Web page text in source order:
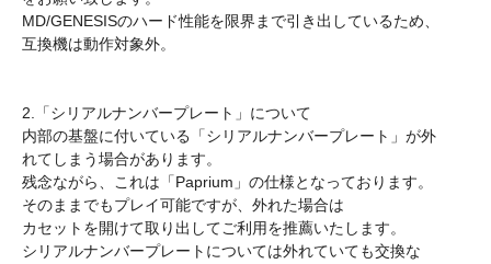
MD/GENESISのハード性能を限界まで引き出しているため、
互換機は動作対象外。
2.「シリアルナンバープレート」について
内部の基盤に付いている「シリアルナンバープレート」が外
れてしまう場合があります。
残念ながら、これは「Paprium」の仕様となっております。
そのままでもプレイ可能ですが、外れた場合は
カセットを開けて取り出してご利用を推薦いたします。
シリアルナンバープレートについては外れていても交換な